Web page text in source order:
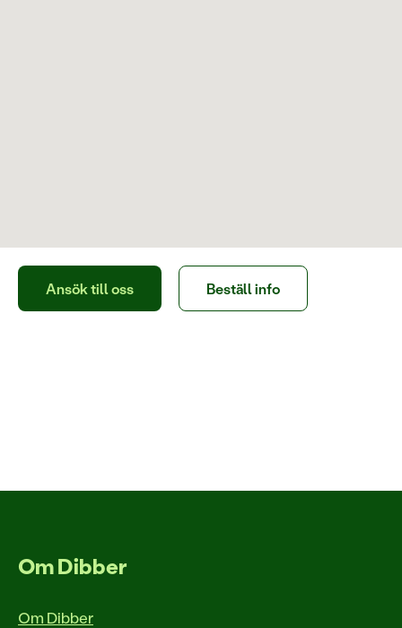
Ansök till oss Beställ info
Om Dibber
Om Dibber